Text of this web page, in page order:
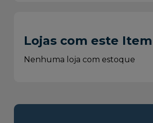
Volvo
FH 460
Volvo
FH 460
Volvo
FH 540
Lojas com este
Nenhuma loja com estoque